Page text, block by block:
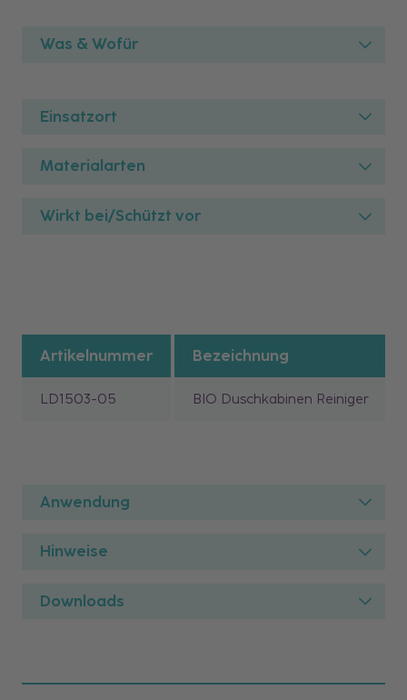
Was & Wofür
Einsatzort
Materialarten
Wirkt bei/Schützt vor
Artikelnummer Bezeichnung
LD1503-05 BIO Duschkabinen Reiniger
Anwendung
Hinweise
Downloads